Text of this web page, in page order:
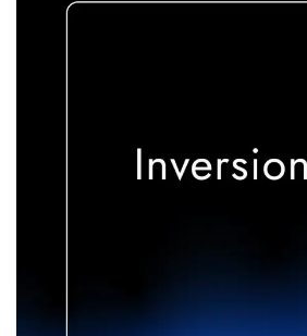
Inversiones